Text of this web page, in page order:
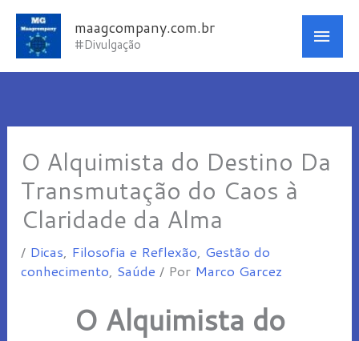
para
maagcompany.com.br
#Divulgação
O Alquimista do Destino Da
Transmutação do Caos à
Claridade da Alma
/ Dicas Filosofia e Reflexão Gestão do
conhecimento Saúde / Por Marco Garcez
O Alquimista do